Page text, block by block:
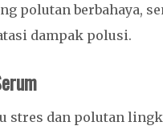
polutan berbahaya,
dampak polusi.
stres dan polutan